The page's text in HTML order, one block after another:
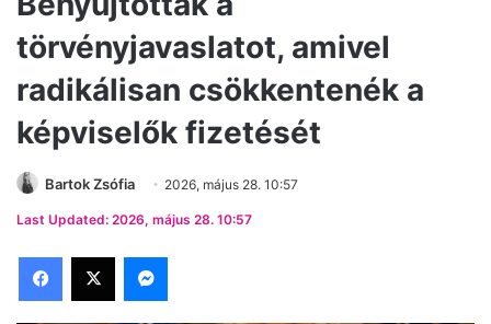
törvényjavaslatot, amivel
radikálisan csökkentenék a
képviselők fizetését
Bartok Zsófia 2026, május 28. 10:57
Last Updated: 2026, május 28. 10:57
Facebook
X Messenger